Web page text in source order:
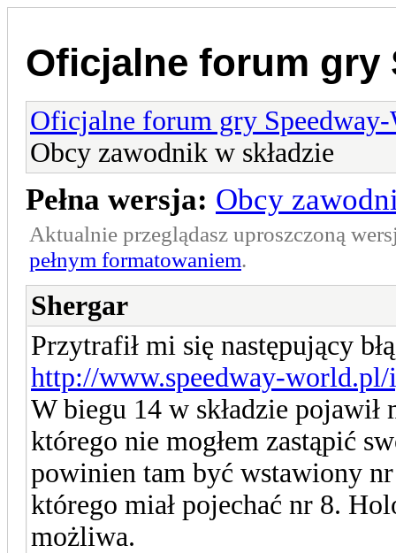
Oficjalne forum gry
Oficjalne forum gry
Obcy zawodnik w składzie
Pełna wersja: Obcy
Aktualnie przeglądasz uproszczoną
pełnym formatowaniem.
Shergar
Przytrafił mi się następujący
http://www.speedway-
W biegu 14 w składzie
którego nie mogłem zastąpić
powinien tam być wstawiony
którego miał pojechać nr 8.
możliwa.